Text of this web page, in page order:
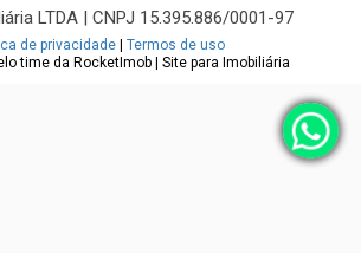
LTDA | CNPJ 15.395.886/0001-97
de privacidade| Termos de uso
time da RocketImob | Site para Imobiliária